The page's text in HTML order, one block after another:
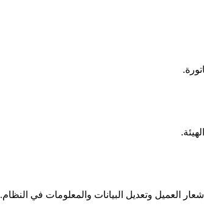
العميل وتعديل البيانات والمعلومات في النظام.